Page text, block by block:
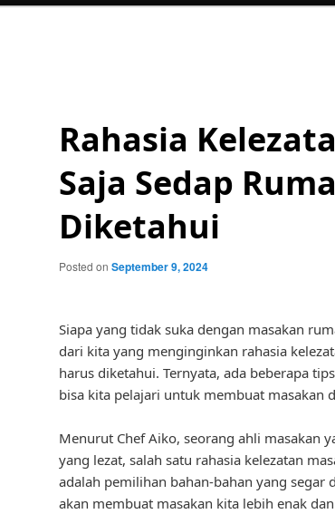
Rahasia
Saja Sedap
Diketahui
Posted on September 9, 2024
Siapa yang tidak suka dengan masakan
dari kita yang menginginkan rahasia
harus diketahui. Ternyata, ada beberapa
bisa kita pelajari untuk membuat masakan
Menurut Chef Aiko, seorang ahli masakan
yang lezat, salah satu rahasia kelezatan
adalah pemilihan bahan-bahan yang segar
akan membuat masakan kita lebih enak